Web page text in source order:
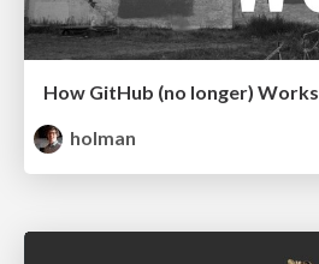
How GitHub (no longer) Works
holman